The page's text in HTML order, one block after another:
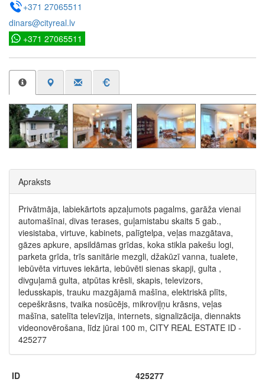
+371 27065511
dinars@cityreal.lv
+371 27065511
Apraksts
Privātmāja, labiekārtots apzaļumots pagalms, garāža vienai
automašīnai, divas terases, guļamistabu skaits 5 gab.,
viesistaba, virtuve, kabinets, palīgtelpa, veļas mazgātava,
gāzes apkure, apsildāmas grīdas, koka stikla pakešu logi,
parketa grīda, trīs sanitārie mezgli, džakūzī vanna, tualete,
iebūvēta virtuves iekārta, iebūvēti sienas skapji, gulta ,
divguļamā gulta, atpūtas krēsli, skapis, televizors,
ledusskapis, trauku mazgājamā mašīna, elektriskā plīts,
cepeškrāsns, tvaika nosūcējs, mikroviļņu krāsns, veļas
mašīna, satelīta televīzija, internets, signalizācija, diennakts
videonovērošana, līdz jūrai 100 m, CITY REAL ESTATE ID -
425277
ID
425277